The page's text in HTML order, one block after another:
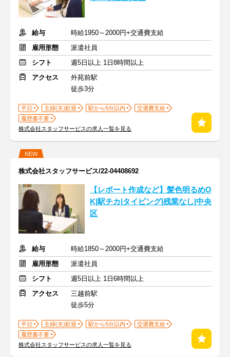
給与
時給1950～2000円+交通費支給
雇用形態
派遣社員
シフト
週5日以上 1日8時間以上
アクセス
外苑前駅
徒歩3分
平日 主婦(夫)歓迎 駅から5分以内
交通費支給
履歴書不要
株式会社スタッフサービスの求人一覧を見る
NEW
株式会社スタッフサービス/22-04408692
【レポート作成など】髪色明るめO
K|駅チカ|タイピング|残業なし|中央
区
給与
時給1850～2000円+交通費支給
雇用形態
派遣社員
シフト
週5日以上 1日6時間以上
アクセス
三越前駅
徒歩5分
平日 主婦(夫)歓迎 駅から5分以内
交通費支給
履歴書不要
株式会社スタッフサービスの求人一覧を見る